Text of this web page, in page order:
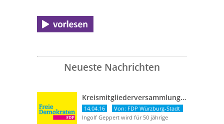
Neueste Nachrichten
Kreismitgliederversammlung vom 13. April 2016
14.04.16
Von: FDP Würzburg-Stadt
Ingolf Geppert wird für 50 jährige